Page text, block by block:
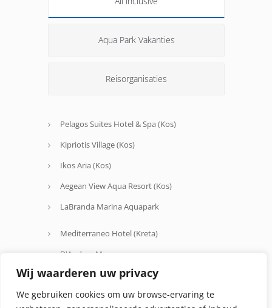
Wij waarderen uw privacy
We gebruiken cookies om uw browse-ervaring te
Aqua Park Vakanties
Reisorganisaties
Pelagos Suites Hotel & Spa (Kos)
Kipriotis Village (Kos)
Ikos Aria (Kos)
Aegean View Aqua Resort (Kos)
LaBranda Marina Aquapark
Mediterraneo Hotel (Kreta)
D'Andrea Mare
Avra Beach
Oceanis Hotel